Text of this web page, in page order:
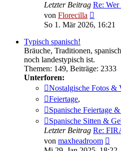
Letzter Beitrag Re: Wer
von Florecilla
Beitrag
So 1. Mär 2026, 16:21
Typisch spanisch!
Bräuche, Traditionen,
noch landestypisch ist.
Themen: 149, Beiträge: 2333
Unterforen:
Nostalgische Fotos &
Feiertage,
Spanische Feiertage
Spanische Sitten &
Letzter Beitrag Re:
von maxheadroom